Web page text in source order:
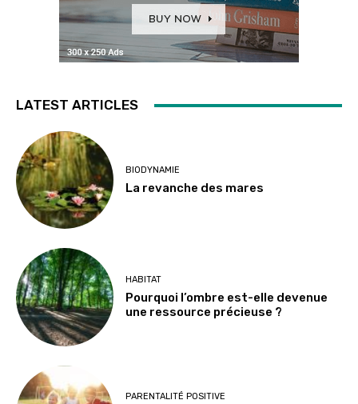
LATEST ARTICLES
BIODYNAMIE
La revanche des mares
HABITAT
Pourquoi l’ombre est-elle devenue
une ressource précieuse ?
PARENTALITÉ POSITIVE